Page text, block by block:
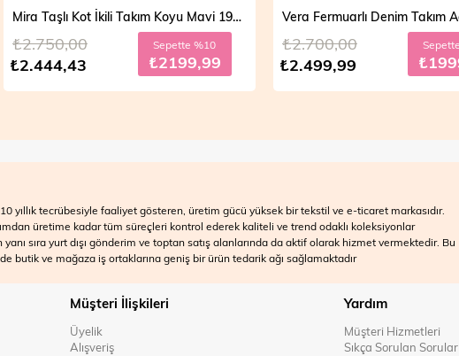
Mira Taşlı Kot İkili Takım Koyu Mavi 19286
%10
Vera Fermuarlı Denim Takım Açık Mavi 19298
₺2.499,99
₺2.700,00 Sepette %20
₺1999,99 ₺2.499,99
₺2.700,00
yıllık tecrübesiyle faaliyet gösteren, üretim gücü yüksek bir tekstil ve e-ticaret markasıdır.
üretime kadar tüm süreçleri kontrol ederek kaliteli ve trend odaklı koleksiyonlar
yanı sıra yurt dışı gönderim ve toptan satış alanlarında da aktif olarak hizmet vermektedir. Bu
butik ve mağaza iş ortaklarına geniş bir ürün tedarik ağı sağlamaktadır
Müşteri İlişkileri
Üyelik
Alışveriş
Yardım
Müşteri Hizmetleri
Sıkça Sorulan Sorular